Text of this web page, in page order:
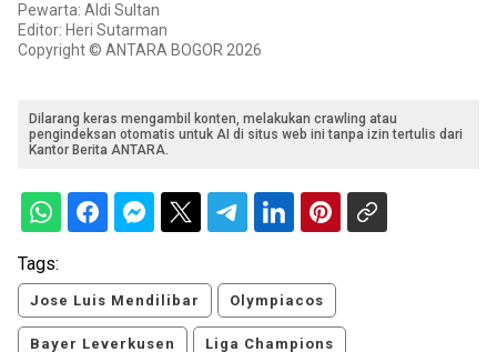
Pewarta: Aldi Sultan
Editor: Heri Sutarman
Copyright © ANTARA BOGOR 2026
Dilarang keras mengambil konten, melakukan crawling atau
pengindeksan otomatis untuk AI di situs web ini tanpa izin tertulis dari
Kantor Berita ANTARA.
Tags:
Jose Luis Mendilibar Olympiacos
Bayer Leverkusen Liga Champions